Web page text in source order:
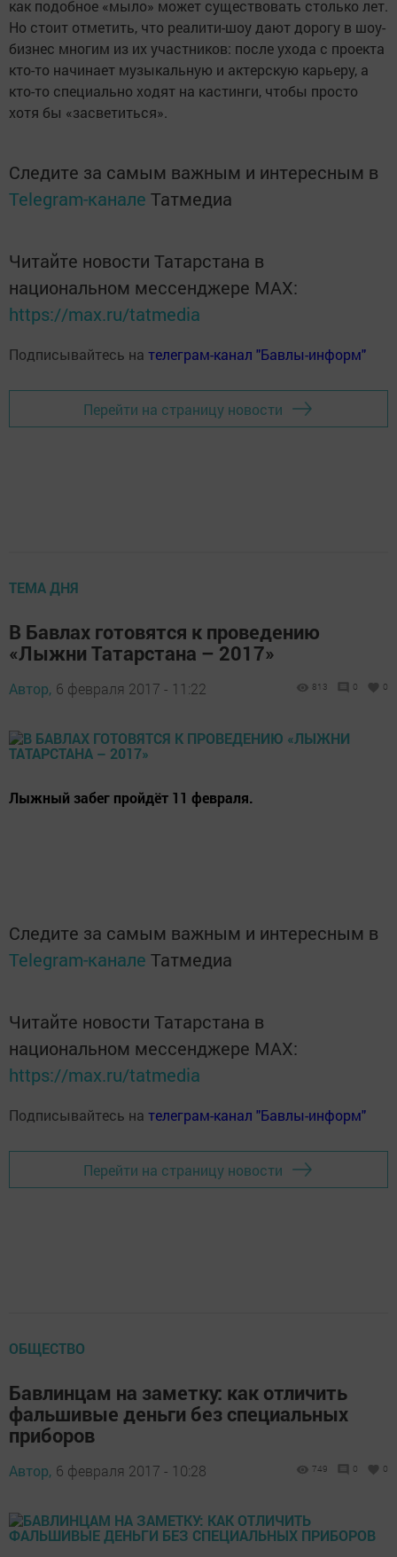
как подобное «мыло» может существовать столько лет.
Но стоит отметить, что реалити-шоу дают дорогу в шоу-
бизнес многим из их участников: после ухода с проекта
кто-то начинает музыкальную и актерскую карьеру, а
кто-то специально ходят на кастинги, чтобы просто
хотя бы «засветиться».
Следите за самым важным и интересным в
Telegram-канале Татмедиа
Читайте новости Татарстана в
национальном мессенджере MАХ:
https://max.ru/tatmedia
Подписывайтесь на телеграм-канал "Бавлы-информ"
Перейти на страницу новости
ТЕМА ДНЯ
В Бавлах готовятся к проведению
«Лыжни Татарстана – 2017»
Автор, 6 февраля 2017 - 11:22 813 0 0
Лыжный забег пройдёт 11 февраля.
Следите за самым важным и интересным в
Telegram-канале Татмедиа
Читайте новости Татарстана в
национальном мессенджере MАХ:
https://max.ru/tatmedia
Подписывайтесь на телеграм-канал "Бавлы-информ"
Перейти на страницу новости
ОБЩЕСТВО
Бавлинцам на заметку: как отличить
фальшивые деньги без специальных
приборов
Автор, 6 февраля 2017 - 10:28 749 0 0